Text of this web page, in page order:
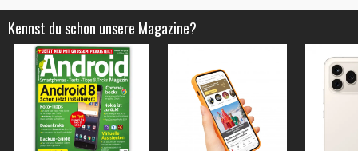
Kennst du schon unsere Magazine?